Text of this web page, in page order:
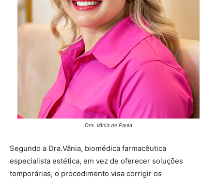
Dra. Vânia de Paula
Segundo a Dra.Vânia, biomédica farmacêutica
especialista estética, em vez de oferecer soluções
temporárias, o procedimento visa corrigir os